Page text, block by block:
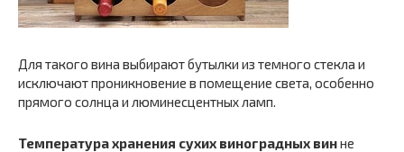
Для такого вина выбирают бутылки из темного стекла и
исключают проникновение в помещение света, особенно
прямого солнца и люминесцентных ламп.
Температура хранения сухих виноградных винне